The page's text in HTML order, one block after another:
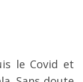
le Covid et